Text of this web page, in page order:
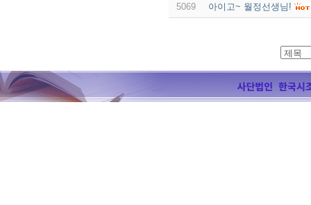
5069 아이고~ 월정선생님!